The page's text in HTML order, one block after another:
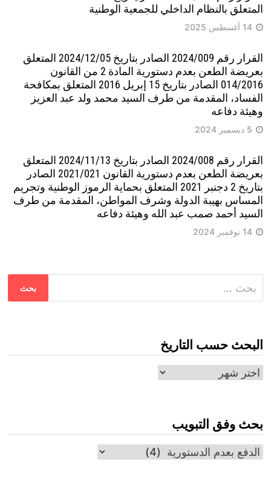
المتعلق بالنظام الداخلي للجمعية الوطنية
14 أغسطس 2025
القرار رقم 2024/009 الصادر بتاريخ 2024/12/05 المتعلق
بعريضة الطعن بعدم دستورية المادة 2 من القانون
014/2016 الصادر بتاريخ 15 إبريل 2016 المتعلق بمكافحة
الفساد، المقدمة من طرف السيد محمد ولد عبد العزيز
وهيئة دفاعه
5 ديسمبر 2024
القرار رقم 2024/008 الصادر بتاريخ 2024/11/13 المتعلق
بعريضة الطعن بعدم دستورية القانون 2021/021 الصادر
بتاريخ 2 دجنبر 2021 المتعلق بحماية الرموز الوطنية وتجريم
المساس بهيبة الدولة وشرف المواطن، المقدمة من طرف
السيد أحمد صمب عبد الله وهيئة دفاعه
14 نوفمبر 2024
عن:
البحث حسب التاريخ
البحث
بحث وفق التبويب
بحث